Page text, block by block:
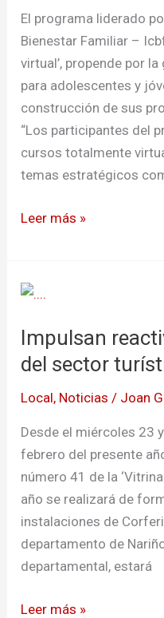
El programa liderado
Bienestar Familiar –
virtual’, propende por
para adolescentes y
construcción de sus
“Los participantes del
cursos totalmente
temas estratégicos
territorio
Leer más »
Impulsan
del sector
Local, Noticias / Joan
Desde el miércoles 23
febrero del presente
número 41 de la
año se realizará de
instalaciones de
departamento de
departamental, estará
Impulsan
económica
del
turístico
de
Nariño
Leer más »